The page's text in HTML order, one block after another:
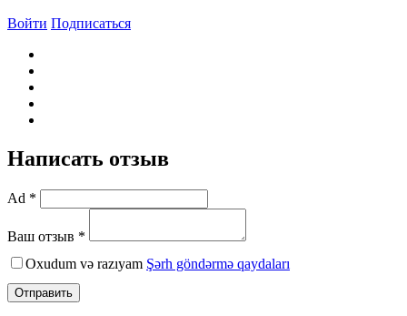
Войти Подписаться
Написать отзыв
Ad *
Ваш отзыв *
Oxudum və razıyam Şərh göndərmə qaydaları
Отправить